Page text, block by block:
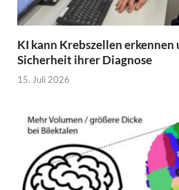
KI kann Krebszellen
Sicherheit ihrer Diagnose
15. Juli 2026